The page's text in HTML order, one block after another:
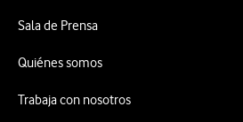
Sala de Prensa
Quiénes somos
Trabaja con nosotros